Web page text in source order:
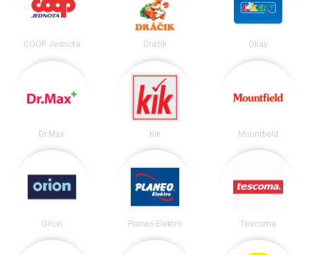
COOP Jednota Dráčik Okay
Dr.Max Kik Mountfield
Orion Planeo Elektro Tescoma